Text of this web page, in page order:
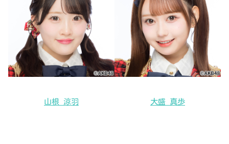
山根 涼羽 大盛 真歩